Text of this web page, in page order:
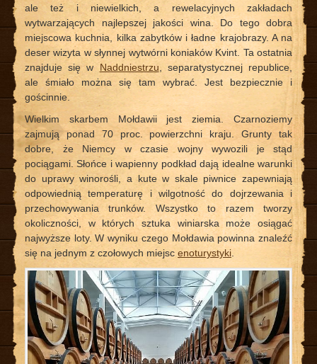
ale też i niewielkich, a rewelacyjnych zakładach
wytwarzających najlepszej jakości wina. Do tego dobra
miejscowa kuchnia, kilka zabytków i ładne krajobrazy. A na
deser wizyta w słynnej wytwórni koniaków Kvint. Ta ostatnia
znajduje się w Naddniestrzu, separatystycznej republice,
ale śmiało można się tam wybrać. Jest bezpiecznie i
gościnnie.
Wielkim skarbem Mołdawii jest ziemia. Czarnoziemy
zajmują ponad 70 proc. powierzchni kraju. Grunty tak
dobre, że Niemcy w czasie wojny wywozili je stąd
pociągami. Słońce i wapienny podkład dają idealne warunki
do uprawy winorośli, a kute w skale piwnice zapewniają
odpowiednią temperaturę i wilgotność do dojrzewania i
przechowywania trunków. Wszystko to razem tworzy
okoliczności, w których sztuka winiarska może osiągać
najwyższe loty. W wyniku czego Mołdawia powinna znaleźć
się na jednym z czołowych miejsc enoturystyki.